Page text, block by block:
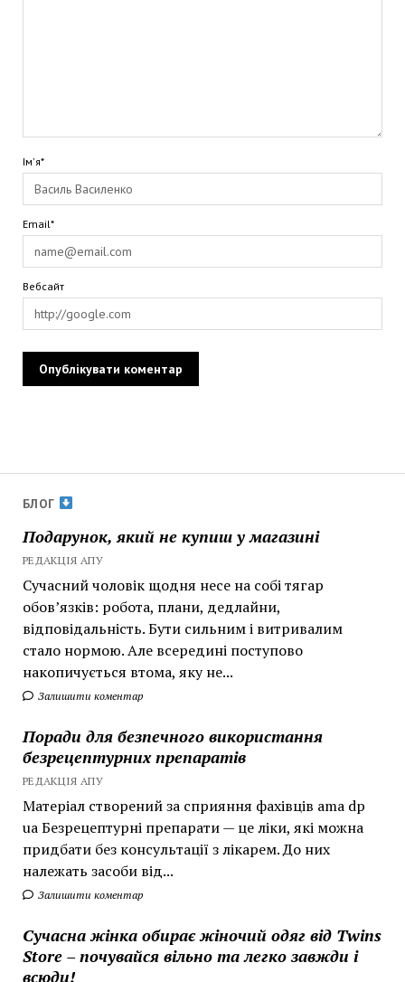
БЛОГ
Подарунок, який не купиш у магазині
РЕДАКЦІЯ АПУ
Сучасний чоловік щодня несе на собі тягар
обов’язків: робота, плани, дедлайни,
відповідальність. Бути сильним і витривалим
стало нормою. Але всередині поступово
накопичується втома, яку не...
Залишити коментар
Поради для безпечного використання
безрецептурних препаратів
РЕДАКЦІЯ АПУ
Матеріал створений за сприяння фахівців ama dp
ua Безрецептурні препарати — це ліки, які можна
придбати без консультації з лікарем. До них
належать засоби від...
Залишити коментар
Сучасна жінка обирає жіночий одяг від Twins
Store – почувайся вільно та легко завжди і
всюди!
Ім'я*
Email*
Вебсайт